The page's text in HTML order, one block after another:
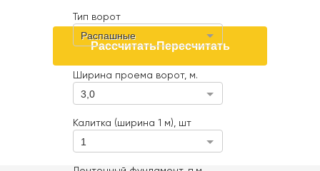
Тип ворот
Распашные
Ширина проема ворот, м.
3,0
Калитка (ширина 1 м), шт
1
РассчитатьПересчитать